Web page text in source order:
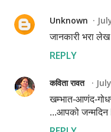
Unknown
जानकारी भरा लेख
REPLY
कविता रावत
खम्भात-आणंद-
...आपको जन्मदिन